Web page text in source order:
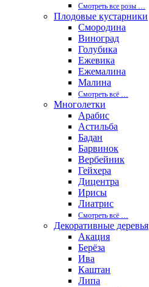
Смотреть все розы …
Плодовые кустарники
Смородина
Виноград
Голубика
Ежевика
Ежемалина
Малина
Смотреть вcё …
Многолетки
Арабис
Астильба
Бадан
Барвинок
Вербейник
Гейхера
Дицентра
Ирисы
Лиатрис
Смотреть вcё …
Декоративные деревья
Акация
Берёза
Ива
Каштан
Липа